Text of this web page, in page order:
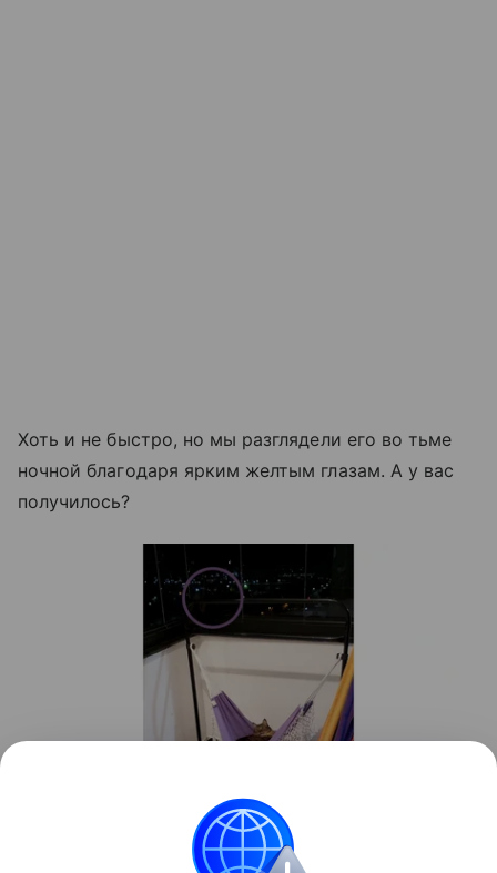
Хоть и не быстро, но мы разглядели его во тьме
ночной благодаря ярким желтым глазам. А у вас
получилось?